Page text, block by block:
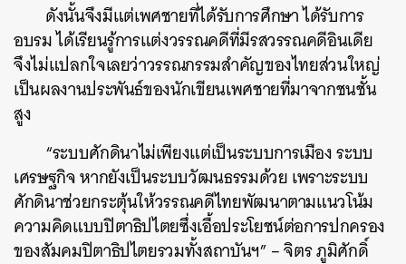
ดังนั้นจึงมีแต่เพศชายที่ได้รับการศึกษา ได้รับการ
อบรม ได้เรียนรู้การแต่งวรรณคดีที่มีรสวรรณคดีอินเดีย
จึงไม่แปลกใจเลยว่าวรรณกรรมสำคัญของไทยส่วนใหญ่
เป็นผลงานประพันธ์ของนักเขียนเพศชายที่มาจากชนชั้น
สูง
“ระบบศักดินาไม่เพียงแต่เป็นระบบการเมือง ระบบ
เศรษฐกิจ หากยังเป็นระบบวัฒนธรรมด้วย เพราะระบบ
ศักดินาช่วยกระตุ้นให้วรรณคดีไทยพัฒนาตามแนวโน้ม
ความคิดแบบปิตาธิปไตยซึ่งเอื้อประโยชน์ต่อการปกครอง
ของสัมคมปิตาธิปไตยรวมทั้งสถาบันฯ” – จิตร ภูมิศักดิ์